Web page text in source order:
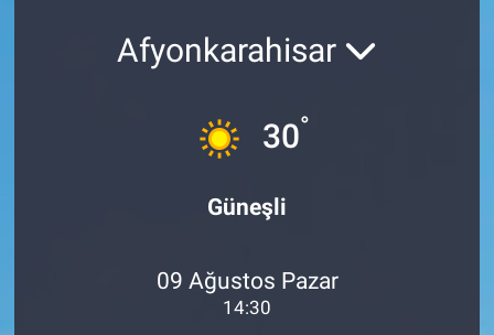
Afyonkarahisar
30°
Güneşli
09 Ağustos Pazar
14:30